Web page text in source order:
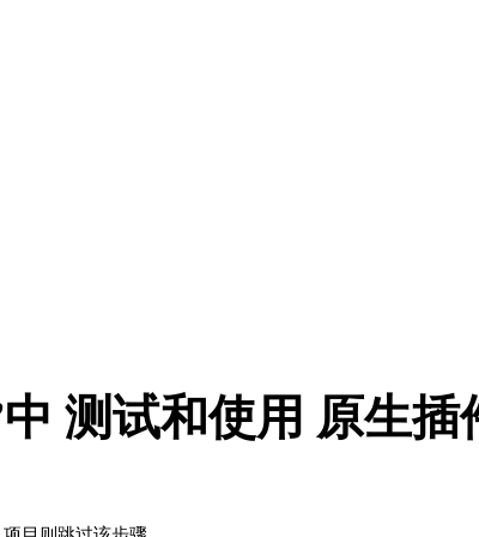
测试和使用 原生插